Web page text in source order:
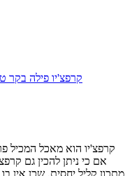
קרפצ'יו פילה בקר
קרפצ'יו הוא מאכל המכיל
אם כי ניתן להכין גם